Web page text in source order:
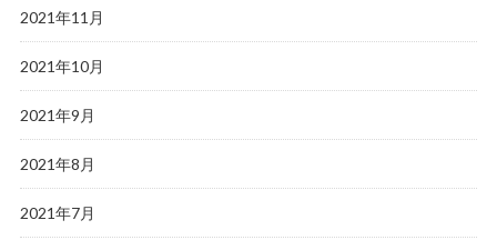
2021年11月
2021年10月
2021年9月
2021年8月
2021年7月